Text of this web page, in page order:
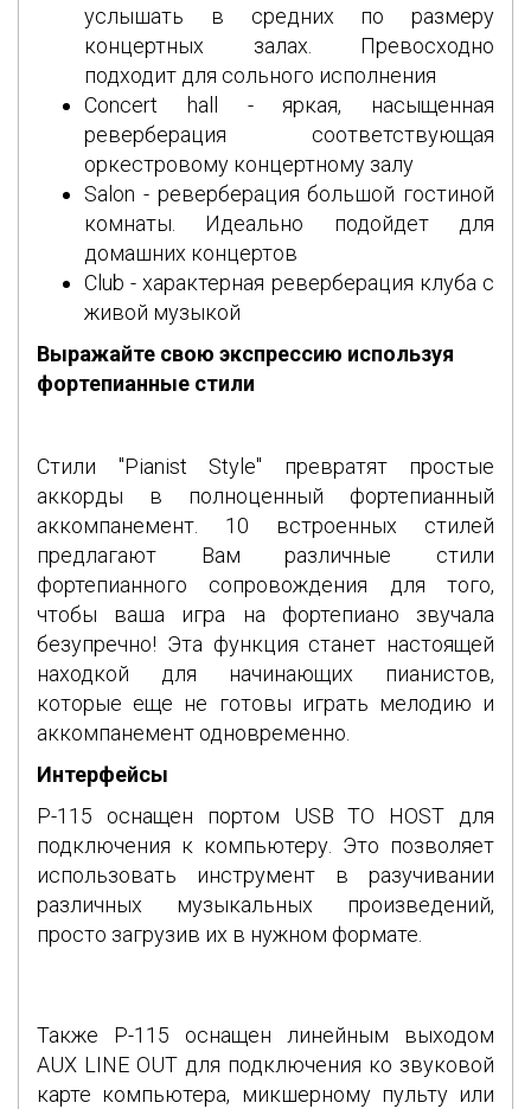
услышать в средних по размеру
концертных залах. Превосходно
подходит для сольного исполнения
Concert hall - яркая, насыщенная
реверберация соответствующая
оркестровому концертному залу
Salon - реверберация большой гостиной
комнаты. Идеально подойдет для
домашних концертов
Club - характерная реверберация клуба с
живой музыкой
Выражайте свою экспрессию используя
фортепианные стили
Стили "Pianist Style" превратят простые
аккорды в полноценный фортепианный
аккомпанемент. 10 встроенных стилей
предлагают Вам различные стили
фортепианного сопровождения для того,
чтобы ваша игра на фортепиано звучала
безупречно! Эта функция станет настоящей
находкой для начинающих пианистов,
которые еще не готовы играть мелодию и
аккомпанемент одновременно.
Интерфейсы
P-115 оснащен портом USB TO HOST для
подключения к компьютеру. Это позволяет
использовать инструмент в разучивании
различных музыкальных произведений,
просто загрузив их в нужном формате.
Также P-115 оснащен линейным выходом
AUX LINE OUT для подключения ко звуковой
карте компьютера, микшерному пульту или